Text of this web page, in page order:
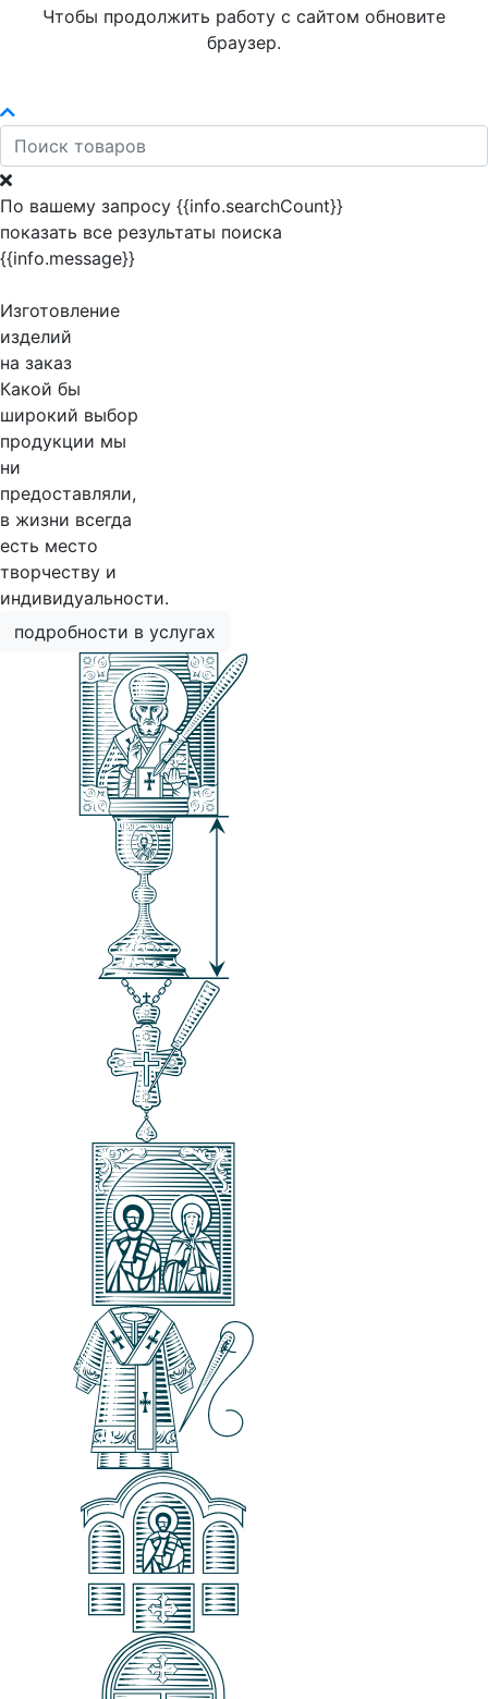
Чтобы продолжить работу с сайтом обновите
браузер.
По вашему запросу {{info.searchCount}}
показать все результаты поиска
{{info.message}}
Изготовление
изделий
на заказ
Какой бы
широкий выбор
продукции мы
ни
предоставляли,
в жизни всегда
есть место
творчеству и
индивидуальности.
подробности в услугах